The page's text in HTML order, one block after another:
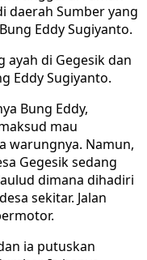
daerah Sumber yang
Eddy Sugiyanto.
ayah di Gegesik dan
Eddy Sugiyanto.
Bung Eddy,
mau
warungnya. Namun,
Gegesik sedang
dimana dihadiri
sekitar. Jalan
ia putuskan